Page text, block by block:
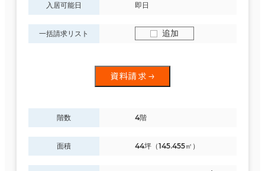
入居可能日 即日
一括請求リスト 追加
資料請求
階数 4階
面積 44坪（145.455㎡）